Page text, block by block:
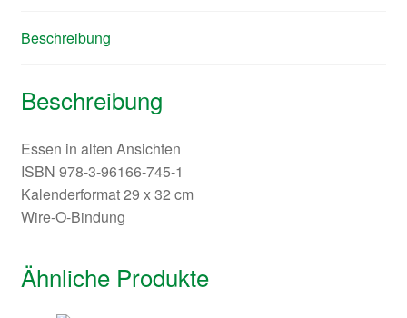
Beschreibung
Beschreibung
Essen in alten Ansichten
ISBN 978-3-96166-745-1
Kalenderformat 29 x 32 cm
Wire-O-Bindung
Ähnliche Produkte